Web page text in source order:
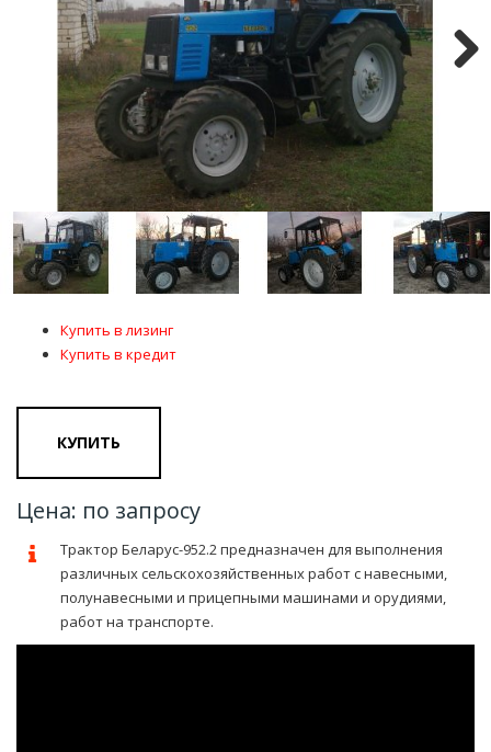
Купить в лизинг
Купить в кредит
КУПИТЬ
Цена: по запросу
Трактор Беларус-952.2 предназначен для выполнения
различных сельскохозяйственных работ с навесными,
полунавесными и прицепными машинами и орудиями,
работ на транспорте.